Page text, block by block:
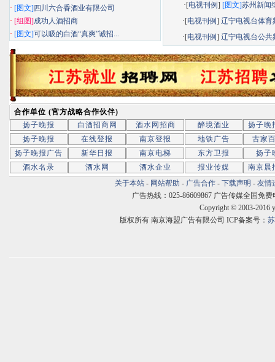
·[电视刊例] [图文]苏州新闻
·[电视刊例]辽宁电视台体育
·[电视刊例]辽宁电视台公共
· [图文] 四川六合香酒业有限公司
· [组图]成功人酒招商
· [图文]可以吸的白酒“真爽”诚招...
合作单位 (官方战略合作伙伴)
扬子晚报
白酒招商网 酒水网招商 醉境酒业
扬子晚
扬子晚报
在线登报 南京登报 地铁广告
古家
扬子晚报广告
新华日报 南京电梯 东方卫报
扬子
酒水名录
酒水网 酒水企业 报业传媒
南京晨
关于本站 - 网站帮助 - 广告合作 - 下载声明 - 友情
广告热线：025-86609867 广告传媒全国免费
Copyright © 2003-2016
版权所有 南京海盟广告有限公司 ICP备案号：